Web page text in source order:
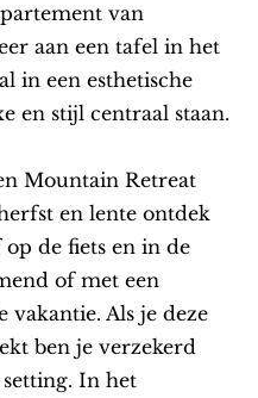
van
aan een tafel in het
in een esthetische
en stijl centraal staan.
Mountain Retreat
en lente ontdek
de fiets en in de
of met een
Als je deze
ben je verzekerd
In het